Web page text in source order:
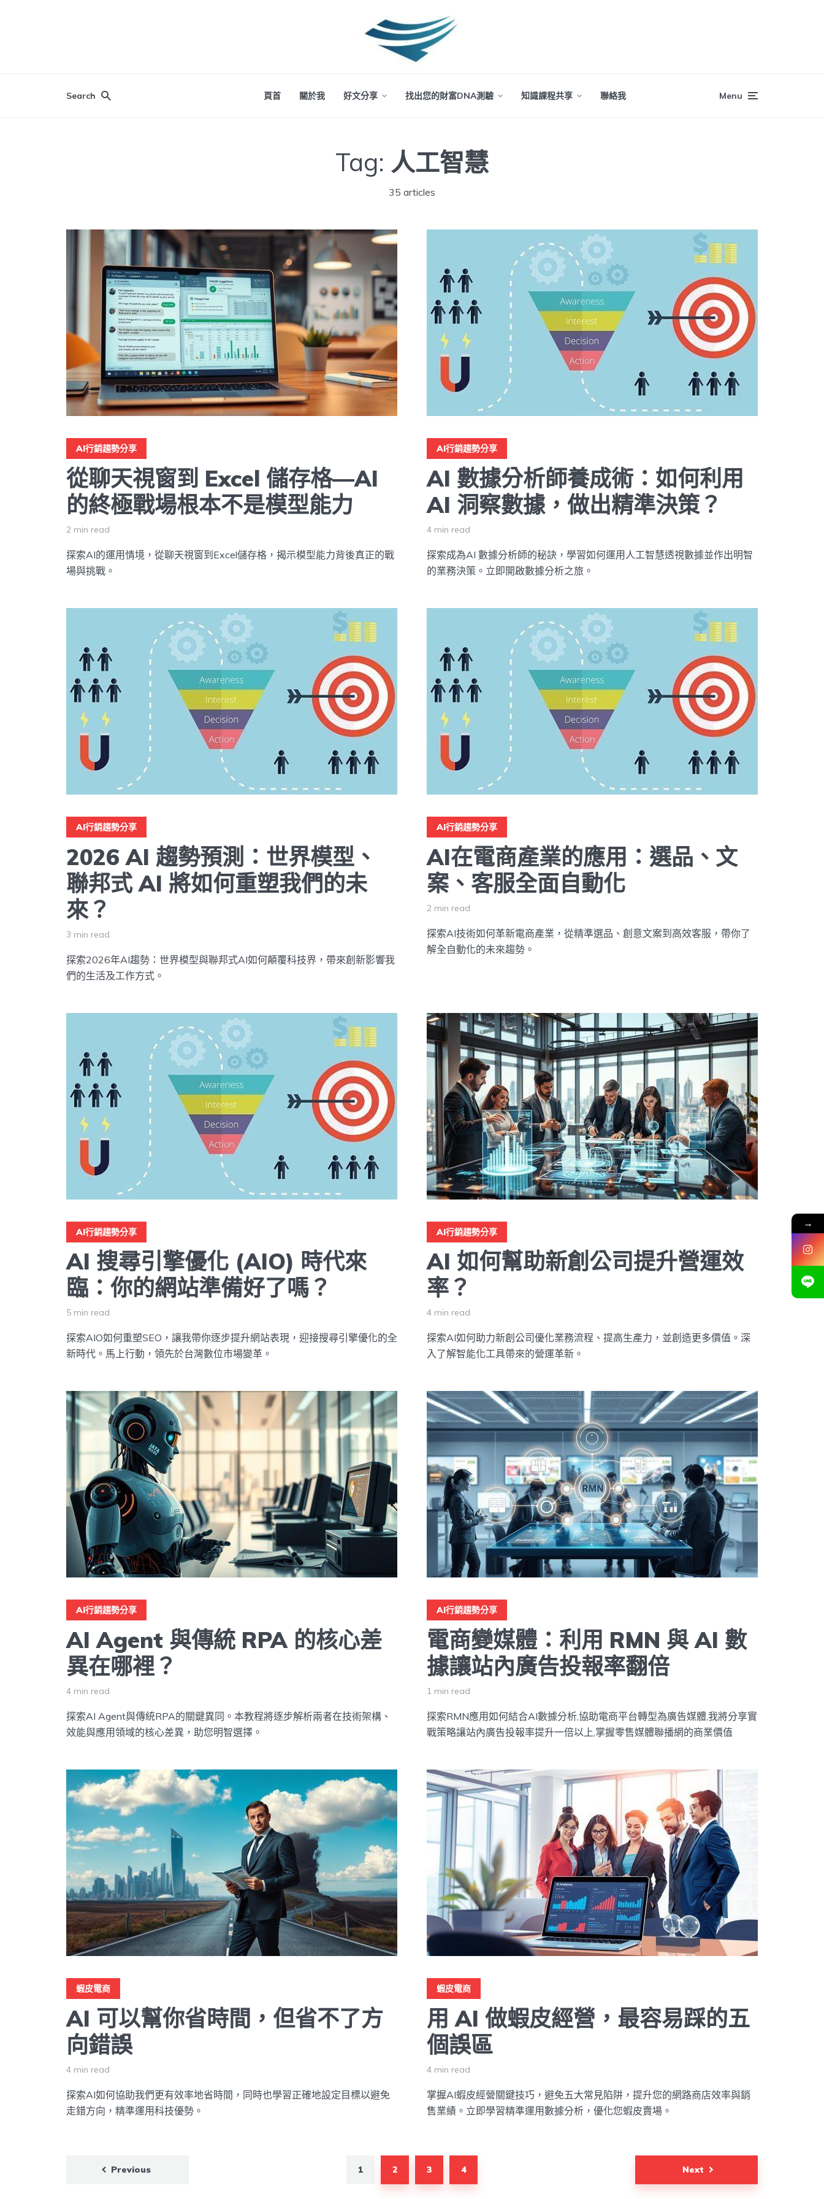
Search 頁首 關於我 好文分享 找出您的財富DNA測驗 知識課程共享 聯絡我 Menu
Tag: 人工智慧
35 articles
AI行銷趨勢分享
從聊天視窗到 Excel 儲存格—AI
的終極戰場根本不是模型能力
2 min read
探索AI的運用情境，從聊天視窗到Excel儲存格，揭示模型能力背後真正的戰
場與挑戰。
AI行銷趨勢分享
AI 數據分析師養成術：如何利用
AI 洞察數據，做出精準決策？
4 min read
探索成為AI 數據分析師的秘訣，學習如何運用人工智慧透視數據並作出明智
的業務決策。立即開啟數據分析之旅。
AI行銷趨勢分享
2026 AI 趨勢預測：世界模型、
聯邦式 AI 將如何重塑我們的未
來？
3 min read
探索2026年AI趨勢：世界模型與聯邦式AI如何顛覆科技界，帶來創新影響我
們的生活及工作方式。
AI行銷趨勢分享
AI在電商產業的應用：選品、文
案、客服全面自動化
2 min read
探索AI技術如何革新電商產業，從精準選品、創意文案到高效客服，帶你了
解全自動化的未來趨勢。
AI行銷趨勢分享
AI 搜尋引擎優化 (AIO) 時代來
臨：你的網站準備好了嗎？
5 min read
探索AIO如何重塑SEO，讓我帶你逐步提升網站表現，迎接搜尋引擎優化的全
新時代。馬上行動，領先於台灣數位市場變革。
AI行銷趨勢分享
AI 如何幫助新創公司提升營運效
率？
4 min read
探索AI如何助力新創公司優化業務流程、提高生產力，並創造更多價值。深
入了解智能化工具帶來的營運革新。
AI行銷趨勢分享
AI Agent 與傳統 RPA 的核心差
異在哪裡？
4 min read
探索AI Agent與傳統RPA的關鍵異同。本教程將逐步解析兩者在技術架構、
效能與應用領域的核心差異，助您明智選擇。
AI行銷趨勢分享
電商變媒體：利用 RMN 與 AI 數
據讓站內廣告投報率翻倍
1 min read
探索RMN應用如何結合AI數據分析,協助電商平台轉型為廣告媒體,我將分享實
戰策略讓站內廣告投報率提升一倍以上,掌握零售媒體聯播網的商業價值
蝦皮電商
AI 可以幫你省時間，但省不了方
向錯誤
4 min read
探索AI如何協助我們更有效率地省時間，同時也學習正確地設定目標以避免
走錯方向，精準運用科技優勢。
蝦皮電商
用 AI 做蝦皮經營，最容易踩的五
個誤區
4 min read
掌握AI蝦皮經營關鍵技巧，避免五大常見陷阱，提升您的網路商店效率與銷
售業績。立即學習精準運用數據分析，優化您蝦皮賣場。
Previous 1 2 3 4 Next
→